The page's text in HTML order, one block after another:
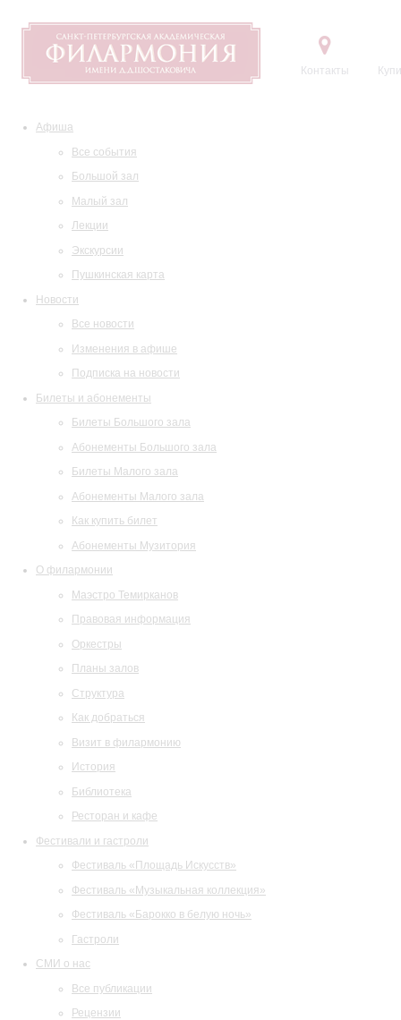
Контакты
Афиша
Все события
Большой зал
Малый зал
Лекции
Экскурсии
Пушкинская карта
Новости
Все новости
Изменения в афише
Подписка на новости
Билеты и абонементы
Билеты Большого зала
Абонементы Большого зала
Билеты Малого зала
Абонементы Малого зала
Как купить билет
Абонементы Музитория
О филармонии
Маэстро Темирканов
Правовая информация
Оркестры
Планы залов
Структура
Как добраться
Визит в филармонию
История
Библиотека
Ресторан и кафе
Фестивали и гастроли
Фестиваль «Площадь Искусств»
Фестиваль «Музыкальная коллекция»
Фестиваль «Барокко в белую ночь»
Гастроли
СМИ о нас
Все публикации
Рецензии